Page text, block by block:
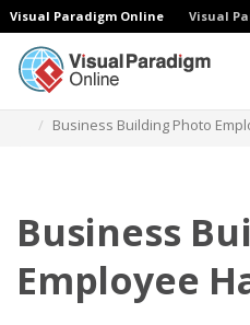
Visual Paradigm Online Visual
Business Building Photo
Business
Employee